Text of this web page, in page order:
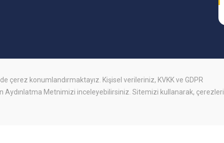
çerez konumlandırmaktayız. Kişisel verileriniz, KVKK ve GDPR
Aydınlatma Metnimizi inceleyebilirsiniz. Sitemizi kullanarak, çerezleri